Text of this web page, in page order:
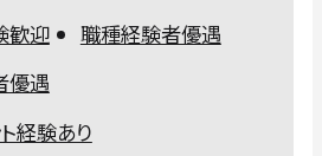
歓迎
職種経験者優遇
優遇
経験あり